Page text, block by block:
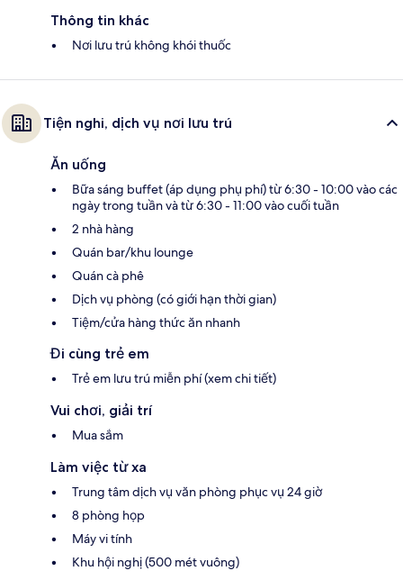
Thông tin khác
Nơi lưu trú không khói thuốc
Tiện nghi, dịch vụ nơi lưu trú
Ăn uống
Bữa sáng buffet (áp dụng phụ phí) từ 6:30 - 10:00 vào các
ngày trong tuần và từ 6:30 - 11:00 vào cuối tuần
2 nhà hàng
Quán bar/khu lounge
Quán cà phê
Dịch vụ phòng (có giới hạn thời gian)
Tiệm/cửa hàng thức ăn nhanh
Đi cùng trẻ em
Trẻ em lưu trú miễn phí (xem chi tiết)
Vui chơi, giải trí
Mua sắm
Làm việc từ xa
Trung tâm dịch vụ văn phòng phục vụ 24 giờ
8 phòng họp
Máy vi tính
Khu hội nghị (500 mét vuông)